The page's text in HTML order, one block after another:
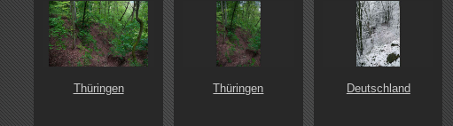
Thüringen Thüringen Deutschland